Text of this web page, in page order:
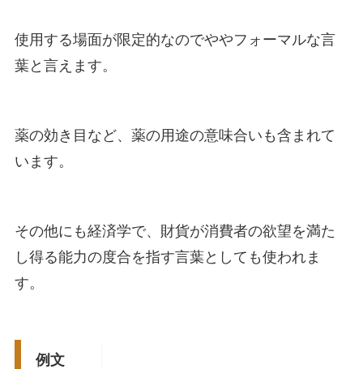
使用する場面が限定的なのでややフォーマルな言
葉と言えます。
薬の効き目など、薬の用途の意味合いも含まれて
います。
その他にも経済学で、財貨が消費者の欲望を満た
し得る能力の度合を指す言葉としても使われま
す。
例文